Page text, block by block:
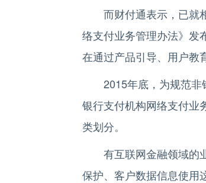
而财付通表示，已就相
络支付业务管理办法》发
在通过产品引导、用户教
2015年底，为规范非
银行支付机构网络支付业
类划分。
有互联网金融领域的业
保护、客户数据信息使用